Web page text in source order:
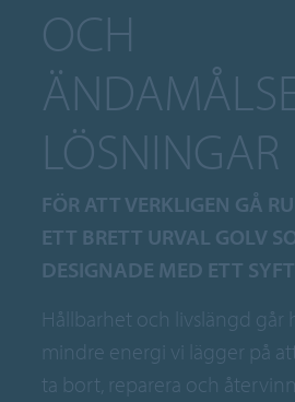
OCH
LÖSNINGAR
FÖR ATT VERKLIGEN GÅ
ETT BRETT URVAL GOLV
DESIGNADE MED ETT
Hållbarhet och livslängd går
mindre energi vi lägger på
ta bort, reparera och